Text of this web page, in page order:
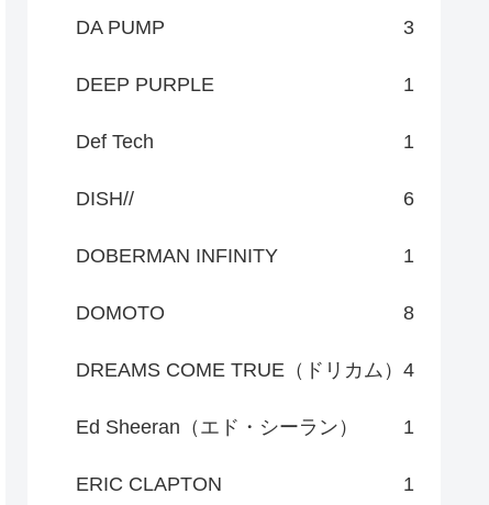
DA PUMP 3
DEEP PURPLE 1
Def Tech 1
DISH// 6
DOBERMAN INFINITY 1
DOMOTO 8
DREAMS COME TRUE（ドリカム） 4
Ed Sheeran（エド・シーラン） 1
ERIC CLAPTON 1